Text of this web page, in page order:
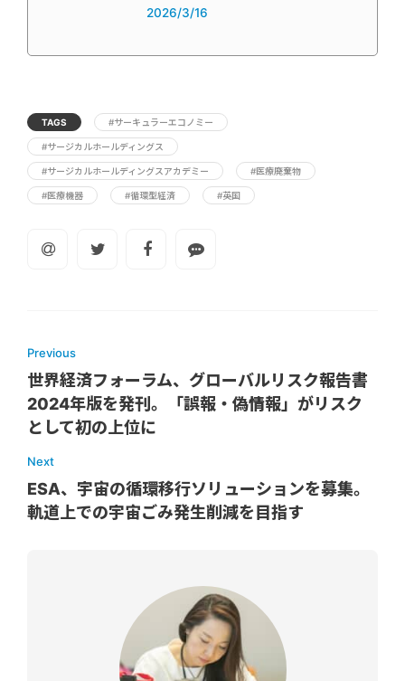
2026/3/16
TAGS #サーキュラーエコノミー
#サージカルホールディングス
#サージカルホールディングスアカデミー #医療廃棄物
#医療機器 #循環型経済 #英国
Previous
世界経済フォーラム、グローバルリスク報告書
2024年版を発刊。「誤報・偽情報」がリスク
として初の上位に
Next
ESA、宇宙の循環移行ソリューションを募集。
軌道上での宇宙ごみ発生削減を目指す